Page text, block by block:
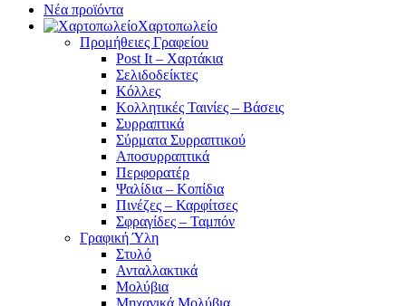
Νέα προϊόντα
Χαρτοπωλείο
Προμήθειες Γραφείου
Post It – Χαρτάκια
Σελιδοδείκτες
Κόλλες
Κολλητικές Ταινίες – Βάσεις
Συρραπτικά
Σύρματα Συρραπτικού
Αποσυρραπτικά
Περφορατέρ
Ψαλίδια – Κοπίδια
Πινέζες – Καρφίτσες
Σφραγίδες – Ταμπόν
Γραφική Ύλη
Στυλό
Ανταλλακτικά
Μολύβια
Μηχανικά Μολύβια